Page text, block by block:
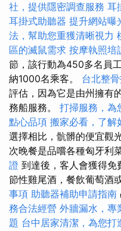
社，提供隱密調查服務 耳
耳掛式助聽器 提升網站曝
法，幫助您重獲清晰視力
區的滅鼠需求 按摩執照培
節，該行動為450多名員
納1000名乘客。 台北整
評估，因為它是由州擁有
務船服務。 打掃服務，為
點心品項 搬家必看，了解
選擇相比，骯髒的便宜
次晚餐是品嚐各種匈牙利
證 到達後，客人會獲得
節性雞尾酒，餐飲葡萄酒
事項 助聽器補助申請指南
務合法經營 外牆漏水，專
題 台中居家清潔，為您打